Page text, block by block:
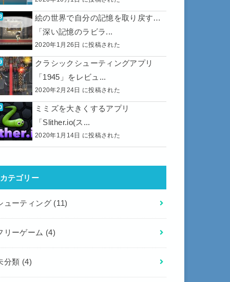
絵の世界で自分の記憶を取り戻す…
「深い記憶のラビラ...
2020年1月26日 に投稿された
クラシックシューティングアプリ
「1945」をレビュ...
2020年2月24日 に投稿された
ミミズを大きくするアプリ
「Slither.io(ス...
2020年1月14日 に投稿された
カテゴリー
ューティング (11)
リーゲーム (4)
分類 (4)